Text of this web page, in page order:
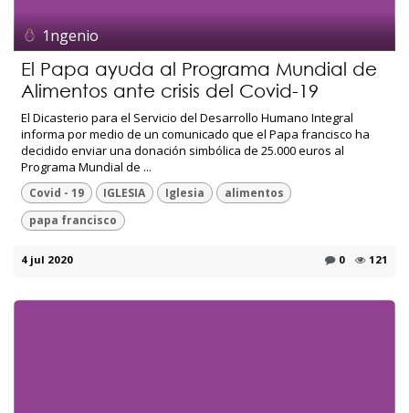
1ngenio
El Papa ayuda al Programa Mundial de
Alimentos ante crisis del Covid-19
El Dicasterio para el Servicio del Desarrollo Humano Integral
informa por medio de un comunicado que el Papa francisco ha
decidido enviar una donación simbólica de 25.000 euros al
Programa Mundial de ...
Covid - 19 IGLESIA Iglesia
alimentos
papa francisco
4 jul 2020 0 121